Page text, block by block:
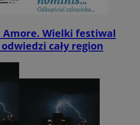
Amore. Wielki festiwal
cały region